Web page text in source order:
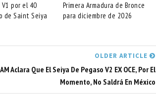
V1 por el 40
de Saint Seiya
Primera Armadura de Bronce
para diciembre de 2026
OLDER ARTICLE
Aclara Que El Seiya De Pegaso V2 EX OCE, Por El
Momento, No Saldrá En México